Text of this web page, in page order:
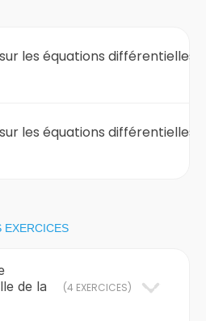
les équations différentielles
les équations différentielles
EXERCICES
de la
(4 EXERCICES)